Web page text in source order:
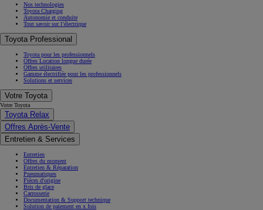
Nos technologies
Toyota Charging
Autonomie et conduite
Tout savoir sur l’électrique
Toyota Professional
Toyota pour les professionnels
Offres Location longue durée
Offres utilitaires
Gamme électrifiée pour les professionnels
Solutions et services
Votre Toyota
Votre Toyota
Toyota Relax
Offres Après-Vente
Entretien & Services
Entretien
Offres du moment
Entretien & Réparation
Pneumatiques
Pièces d'origine
Bris de glace
Carrosserie
Documentation & Support technique
Solution de paiement en x fois